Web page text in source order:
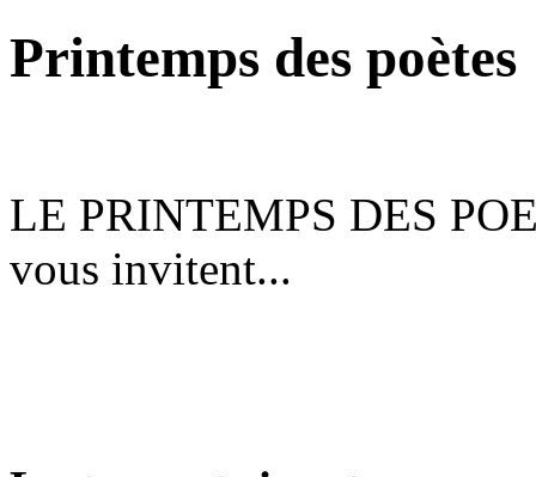
Printemps des poètes
LE PRINTEMPS DES
vous invitent...